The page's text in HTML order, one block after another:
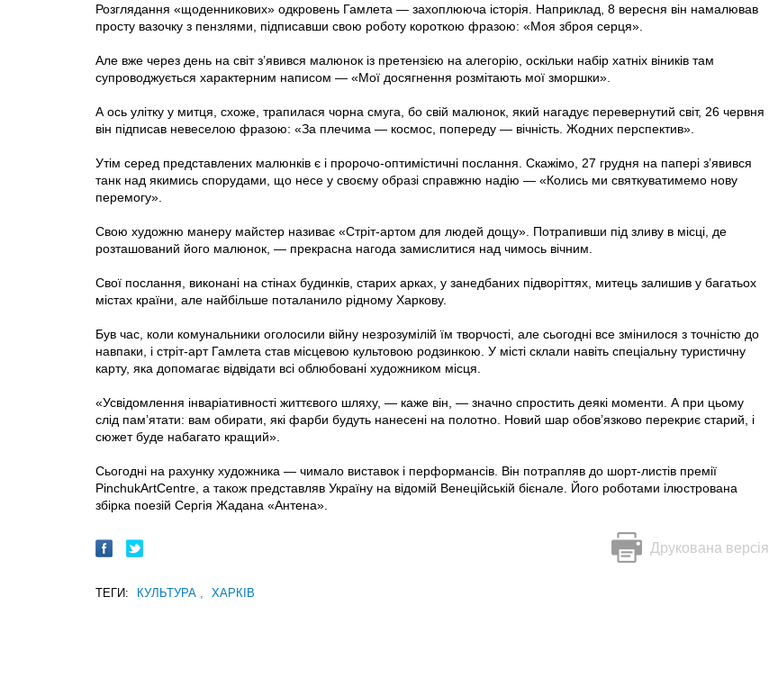
Розглядання «щоденникових» одкровень Гамлета — захоплююча історія. Наприклад, 8 вересня він намалював
просту вазочку з пензлями, підписавши свою роботу короткою фразою: «Моя зброя серця».
Але вже через день на світ з’явився малюнок iз претензією на алегорію, оскільки набір хатніх віників там
супроводжується характерним написом — «Мої досягнення розмітають мої зморшки».
А ось улітку у митця, схоже, трапилася чорна смуга, бо свій малюнок, який нагадує перевернутий світ, 26 червня
він підписав невеселою фразою: «За плечима — космос, попереду — вічність. Жодних перспектив».
Утім серед представлених малюнків є і пророчо-оптимістичні послання. Скажімо, 27 грудня на папері з’явився
танк над якимись спорудами, що несе у своєму образі справжню надію — «Колись ми святкуватимемо нову
перемогу».
Свою художню манеру майстер називає «Стріт-артом для людей дощу». Потрапивши під зливу в місці, де
розташований його малюнок, — прекрасна нагода замислитися над чимось вічним.
Свої послання, виконані на стінах будинків, старих арках, у занедбаних підворіттях, митець залишив у багатьох
містах країни, але найбільше поталанило рідному Харкову.
Був час, коли комунальники оголосили війну незрозумілій їм творчості, але сьогодні все змінилося з точністю до
навпаки, і стріт-арт Гамлета став місцевою культовою родзинкою. У місті склали навіть спеціальну туристичну
карту, яка допомагає відвідати всі облюбовані художником місця.
«Усвідомлення інваріативності життєвого шляху, — каже він, — значно спростить деякі моменти. А при цьому
слід пам’ятати: вам обирати, які фарби будуть нанесені на полотно. Новий шар обов’язково перекриє старий, і
сюжет буде набагато кращий».
Сьогодні на рахунку художника — чимало виставок і перформансів. Він потрапляв до шорт-листів премії
PinchukArtCentre, а також представляв Україну на відомій Венеційській бієнале. Його роботами ілюстрована
збірка поезій Сергія Жадана «Антена».
Друкована версія
ТЕГИ: КУЛЬТУРА ХАРКІВ